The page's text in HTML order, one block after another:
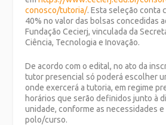
conosco/tutoria/.Esta seleção conta
40% no valor das bolsas concedidas
Fundação Cecierj, vinculada da
Ciência, Tecnologia e Inovação.
De acordo com o edital, no ato da
tutor presencial só poderá escolher
onde exercerá a tutoria, em regime
horários que serão definidos junto à
unidade, conforme as necessidades
polo/curso.